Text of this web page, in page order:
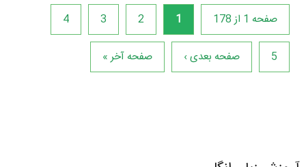
صفحه 1 از 178 1
2
3
4
5 صفحه بعدی › صفحه آخر »